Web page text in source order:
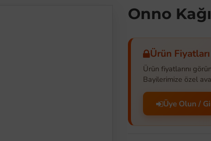
Onno
Ürün
Ürün fiyatlarını
Bayilerimize özel
Üye Olun /